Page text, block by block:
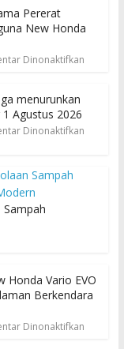
Pererat
New Honda
Dinonaktifkan
menurunkan
Agustus 2026
Dinonaktifkan
Honda Vario EVO
Berkendara
Dinonaktifkan